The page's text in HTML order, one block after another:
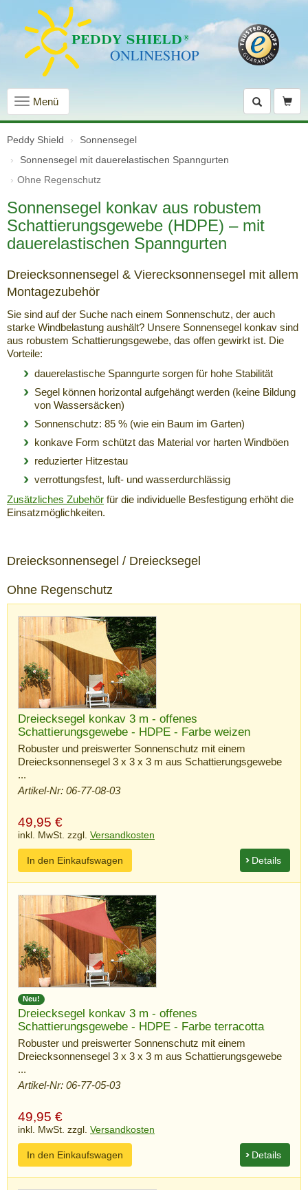
Navigation
einblenden
Menü
Peddy Shield
Sonnensegel
Sonnensegel mit dauer­elastischen Spanngurten
Ohne Regenschutz
Sonnensegel konkav aus robustem
Schattierungsgewebe (HDPE) – mit
dauerelastischen Spanngurten
Dreiecksonnensegel & Vierecksonnensegel mit allem
Montagezubehör
Sie sind auf der Suche nach einem Sonnenschutz, der auch
starke Windbelastung aushält? Unsere Sonnensegel konkav sind
aus robustem Schattierungsgewebe, das offen gewirkt ist. Die
Vorteile:
dauerelastische Spanngurte sorgen für hohe Stabilität
Segel können horizontal aufgehängt werden (keine Bildung
von Wassersäcken)
Sonnenschutz: 85 % (wie ein Baum im Garten)
konkave Form schützt das Material vor harten Windböen
reduzierter Hitzestau
verrottungsfest, luft- und wasserdurchlässig
Zusätzliches Zubehör für die individuelle Besfestigung erhöht die
Einsatzmöglichkeiten.
Dreiecksonnensegel / Dreiecksegel
Ohne Regenschutz
Dreiecksegel konkav 3 m - offenes
Schattierungsgewebe - HDPE - Farbe weizen
Robuster und preiswerter Sonnenschutz mit einem
Dreiecksonnensegel 3 x 3 x 3 m aus Schattierungsgewebe
...
Artikel-Nr: 06-77-08-03
49,95 €
inkl. MwSt. zzgl. Versandkosten
Details
In den Einkaufswagen
Neu!
Dreiecksegel konkav 3 m - offenes
Schattierungsgewebe - HDPE - Farbe terracotta
Robuster und preiswerter Sonnenschutz mit einem
Dreiecksonnensegel 3 x 3 x 3 m aus Schattierungsgewebe
...
Artikel-Nr: 06-77-05-03
49,95 €
inkl. MwSt. zzgl. Versandkosten
Details
In den Einkaufswagen